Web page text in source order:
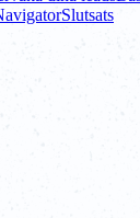
Slutsats